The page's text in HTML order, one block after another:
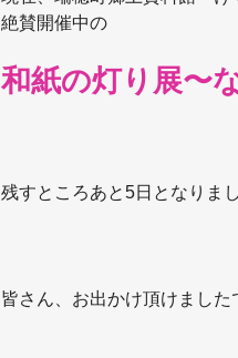
絶賛開催中の
和紙の灯り展〜
残すところあと5日となりま
皆さん、お出かけ頂けました